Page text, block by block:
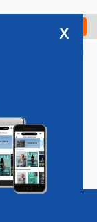
Check in
Vacatures
x